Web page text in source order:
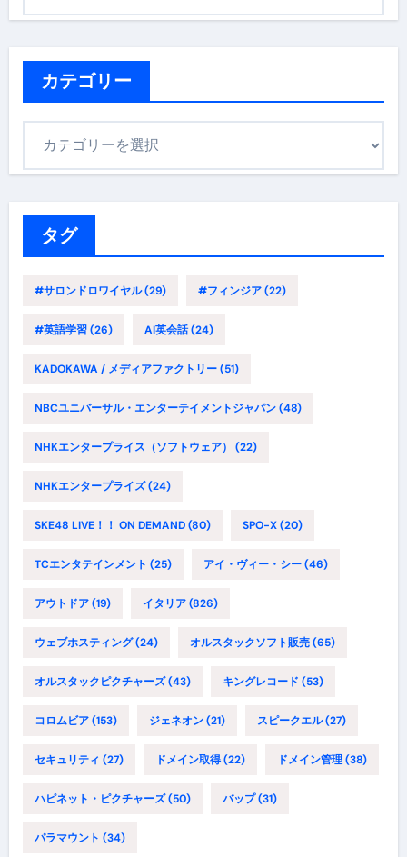
カテゴリー
タグ
#サロンドロワイヤル(29) #フィンジア(22)
#英語学習(26) AI英会話(24)
KADOKAWA / メディアファクトリー(51)
NBCユニバーサル・エンターテイメントジャパン(48)
NHKエンタープライス（ソフトウェア） (22)
NHKエンタープライズ(24)
SKE48 LIVE！！ ON DEMAND(80) SPO-X(20)
TCエンタテインメント (25) アイ・ヴィー・シー(46)
アウトドア(19) イタリア(826)
ウェブホスティング(24) オルスタックソフト販売(65)
オルスタックピクチャーズ(43) キングレコード (53)
コロムビア(153) ジェネオン(21) スピークエル(27)
セキュリティ (27) ドメイン取得(22) ドメイン管理(38)
ハピネット・ピクチャーズ(50) バップ(31)
パラマウント (34)